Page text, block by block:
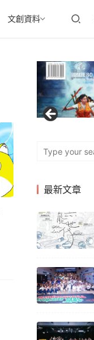
文創資料
最新文章